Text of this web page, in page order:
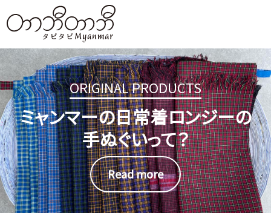
ORIGINAL PRODUCTS
ミャンマーの日常着ロンジーの
手ぬぐいって？
Read more